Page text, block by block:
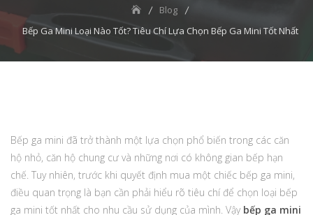
Blog
Bếp Ga Mini Loại Nào Tốt? Tiêu Chí Lựa Chọn Bếp Ga Mini Tốt Nhất
Bếp ga mini đã trở thành một lựa chọn phổ biến trong các căn
hộ nhỏ, căn hộ chung cư và những nơi có không gian bếp hạn
chế. Tuy nhiên, trước khi quyết định mua một chiếc bếp ga mini,
điều quan trọng là bạn cần phải hiểu rõ tiêu chí để chọn loại bếp
ga mini tốt nhất cho nhu cầu sử dụng của mình. Vậybếp ga mini